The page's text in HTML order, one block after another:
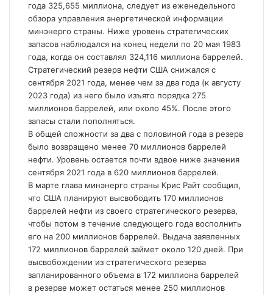
года 325,655 миллиона, следует из еженедельного
обзора управления энергетической информации
минэнерго страны. Ниже уровень стратегических
запасов наблюдался на конец недели по 20 мая 1983
года, когда он составлял 324,116 миллиона баррелей.
Стратегический резерв нефти США снижался с
сентября 2021 года, менее чем за два года (к августу
2023 года) из него было изъято порядка 275
миллионов баррелей, или около 45%. После этого
запасы стали пополняться.
В общей сложности за два с половиной года в резерв
было возвращено менее 70 миллионов баррелей
нефти. Уровень остается почти вдвое ниже значения
сентября 2021 года в 620 миллионов баррелей.
В марте глава минэнерго страны Крис Райт сообщил,
что США планируют высвободить 170 миллионов
баррелей нефти из своего стратегического резерва,
чтобы потом в течение следующего года восполнить
его на 200 миллионов баррелей. Выдача заявленных
172 миллионов баррелей займет около 120 дней. При
высвобождении из стратегического резерва
запланированного объема в 172 миллиона баррелей
в резерве может остаться менее 250 миллионов